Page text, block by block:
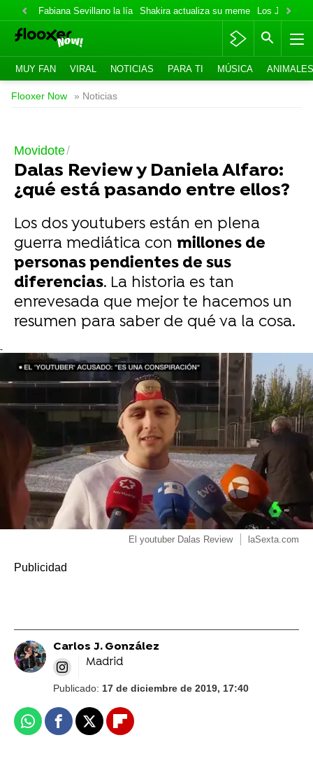
Fabiana Sevillano la lía Shakira actualiza su meme Los Jonas
MUY FAN VIRAL NOTICIAS PARA TI MÚSICA ANIMALES
Flooxer Now » Noticias
Movidote
Dalas Review y Daniela Alfaro:
¿qué está pasando entre ellos?
Los dos youtubers están en plena
guerra mediática con millones de
personas pendientes de sus
diferencias. La historia es tan
enrevesada que mejor te hacemos un
resumen para saber de qué va la cosa.
-
El youtuber Dalas Review laSexta.com
Carlos J. González
Madrid
Publicado: 17 de diciembre de 2019, 17:40
WhatsappFacebook
X Flipboard